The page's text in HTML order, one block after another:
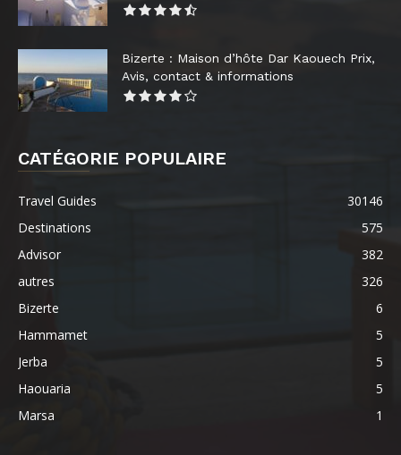
Bizerte : Maison d’hôte Dar Kaouech Prix,
Avis, contact & informations
CATÉGORIE POPULAIRE
Travel Guides
30146
Destinations
575
Advisor
382
autres
326
Bizerte
6
Hammamet
5
Jerba
5
Haouaria
5
Marsa
1